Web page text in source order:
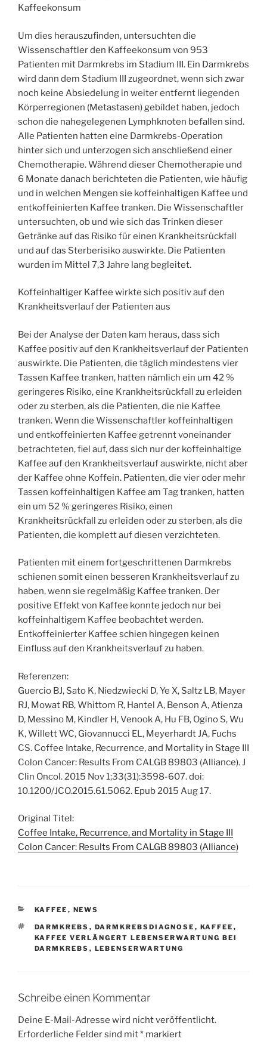
Kaffeekonsum
Um dies herauszufinden, untersuchten die
Wissenschaftler den Kaffeekonsum von 953
Patienten mit Darmkrebs im Stadium III. Ein Darmkrebs
wird dann dem Stadium III zugeordnet, wenn sich zwar
noch keine Absiedelung in weiter entfernt liegenden
Körperregionen (Metastasen) gebildet haben, jedoch
schon die nahegelegenen Lymphknoten befallen sind.
Alle Patienten hatten eine Darmkrebs-Operation
hinter sich und unterzogen sich anschließend einer
Chemotherapie. Während dieser Chemotherapie und
6 Monate danach berichteten die Patienten, wie häufig
und in welchen Mengen sie koffeinhaltigen Kaffee und
entkoffeinierten Kaffee tranken. Die Wissenschaftler
untersuchten, ob und wie sich das Trinken dieser
Getränke auf das Risiko für einen Krankheitsrückfall
und auf das Sterberisiko auswirkte. Die Patienten
wurden im Mittel 7,3 Jahre lang begleitet.
Koffeinhaltiger Kaffee wirkte sich positiv auf den
Krankheitsverlauf der Patienten aus
Bei der Analyse der Daten kam heraus, dass sich
Kaffee positiv auf den Krankheitsverlauf der Patienten
auswirkte. Die Patienten, die täglich mindestens vier
Tassen Kaffee tranken, hatten nämlich ein um 42 %
geringeres Risiko, eine Krankheitsrückfall zu erleiden
oder zu sterben, als die Patienten, die nie Kaffee
tranken. Wenn die Wissenschaftler koffeinhaltigen
und entkoffeinierten Kaffee getrennt voneinander
betrachteten, fiel auf, dass sich nur der koffeinhaltige
Kaffee auf den Krankheitsverlauf auswirkte, nicht aber
der Kaffee ohne Koffein. Patienten, die vier oder mehr
Tassen koffeinhaltigen Kaffee am Tag tranken, hatten
ein um 52 % geringeres Risiko, einen
Krankheitsrückfall zu erleiden oder zu sterben, als die
Patienten, die komplett auf diesen verzichteten.
Patienten mit einem fortgeschrittenen Darmkrebs
schienen somit einen besseren Krankheitsverlauf zu
haben, wenn sie regelmäßig Kaffee tranken. Der
positive Effekt von Kaffee konnte jedoch nur bei
koffeinhaltigem Kaffee beobachtet werden.
Entkoffeinierter Kaffee schien hingegen keinen
Einfluss auf den Krankheitsverlauf zu haben.
Referenzen:
Guercio BJ, Sato K, Niedzwiecki D, Ye X, Saltz LB, Mayer
RJ, Mowat RB, Whittom R, Hantel A, Benson A, Atienza
D, Messino M, Kindler H, Venook A, Hu FB, Ogino S, Wu
K, Willett WC, Giovannucci EL, Meyerhardt JA, Fuchs
CS. Coffee Intake, Recurrence, and Mortality in Stage III
Colon Cancer: Results From CALGB 89803 (Alliance). J
Clin Oncol. 2015 Nov 1;33(31):3598-607. doi:
10.1200/JCO.2015.61.5062. Epub 2015 Aug 17.
Original Titel:
Coffee Intake, Recurrence, and Mortality in Stage III
Colon Cancer: Results From CALGB 89803 (Alliance)
KATEGORIEN
KAFFEE , NEWS
SCHLAGWÖRTER
DARMKREBS , DARMKREBSDIAGNOSE , KAFFEE ,
KAFFEE VERLÄNGERT LEBENSERWARTUNG BEI
DARMKREBS , LEBENSERWARTUNG
Schreibe einen Kommentar
Deine E-Mail-Adresse wird nicht veröffentlicht.
Erforderliche Felder sind mit* markiert